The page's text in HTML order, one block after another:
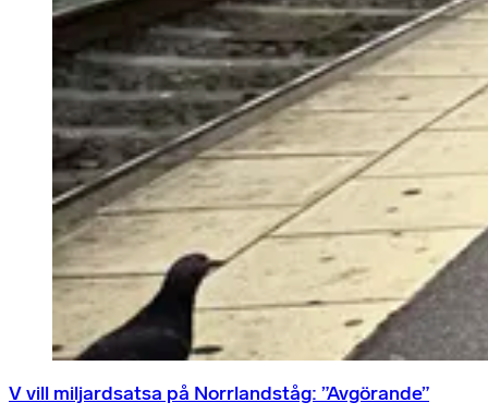
V vill miljardsatsa på Norrlandståg: ”Avgörande”